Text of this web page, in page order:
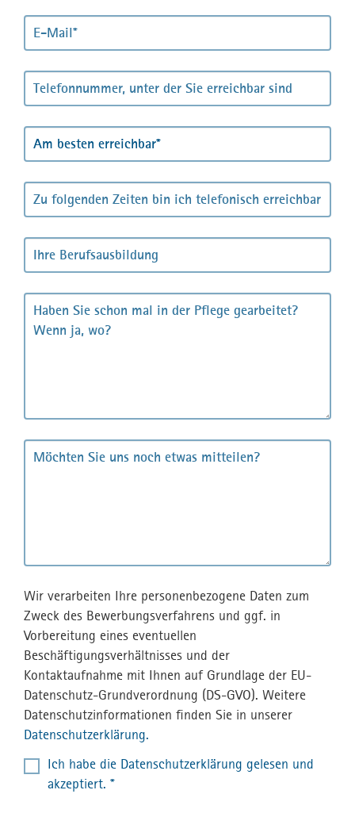
Wir verarbeiten Ihre personenbezogene Daten zum
Zweck des Bewerbungsverfahrens und ggf. in
Vorbereitung eines eventuellen
Beschäftigungsverhältnisses und der
Kontaktaufnahme mit Ihnen auf Grundlage der EU-
Datenschutz-Grundverordnung (DS-GVO). Weitere
Datenschutzinformationen finden Sie in unserer
Datenschutzerklärung.
Ich habe die Datenschutzerklärung gelesen und
akzeptiert. *